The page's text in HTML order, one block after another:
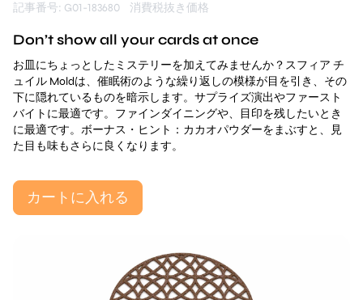
記事番号: G01-183680 消費税抜き価格
Don’t show all your cards at once
お皿にちょっとしたミステリーを加えてみませんか？スフィア チ
ュイル Moldは、催眠術のような繰り返しの模様が目を引き、その
下に隠れているものを暗示します。サプライズ演出やファースト
バイトに最適です。ファインダイニングや、目印を残したいとき
に最適です。ボーナス・ヒント：カカオパウダーをまぶすと、見
た目も味もさらに良くなります。
カートに入れる